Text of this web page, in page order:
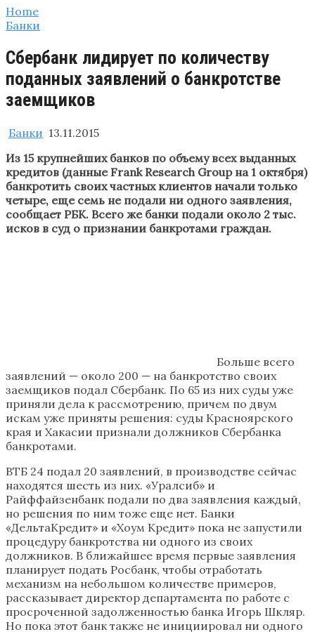
Home
Банки
Сбербанк лидирует по количеству
поданных заявлений о банкротстве
заемщиков
Банки 13.11.2015
Из 15 крупнейших банков по объему всех выданных
кредитов (данные Frank Research Group на 1 октября)
банкротить своих частных клиентов начали только
четыре, еще семь не подали ни одного заявления,
сообщает РБК. Всего же банки подали около 2 тыс.
исков в суд о признании банкротами граждан.
Больше всего
заявлений — около 200 — на банкротство своих
заемщиков подал Сбербанк. По 65 из них суды уже
приняли дела к рассмотрению, причем по двум
искам уже приняты решения: суды Красноярского
края и Хакасии признали должников Сбербанка
банкротами.
ВТБ 24 подал 20 заявлений, в производстве сейчас
находятся шесть из них. «Уралсиб» и
Райффайзенбанк подали по два заявления каждый,
но решения по ним тоже еще нет. Банки
«ДельтаКредит» и «Хоум Кредит» пока не запустили
процедуру банкротства ни одного из своих
должников. В ближайшее время первые заявления
планирует подать Росбанк, чтобы отработать
механизм на небольшом количестве примеров,
рассказывает директор департамента по работе с
просроченной задолженностью банка Игорь Шкляр.
Но пока этот банк также не инициировал ни одного